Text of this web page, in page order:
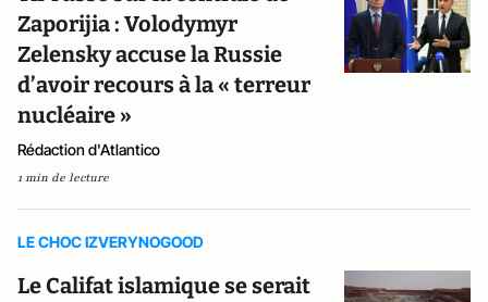
Zaporijia : Volodymyr
Zelensky accuse la Russie
d’avoir recours à la « terreur
nucléaire »
Rédaction d'Atlantico
1 min de lecture
LE CHOC IZVERYNOGOOD
Le Califat islamique se serait